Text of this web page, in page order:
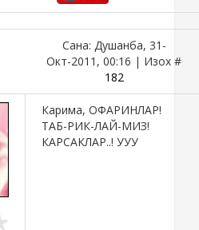
Сана: Душанба, 31-
Окт-2011, 00:16 | Изох #
182
Карима, ОФАРИНЛАР!
ТАБ-РИК-ЛАЙ-МИЗ!
КАРСАКЛАР..! УУУ